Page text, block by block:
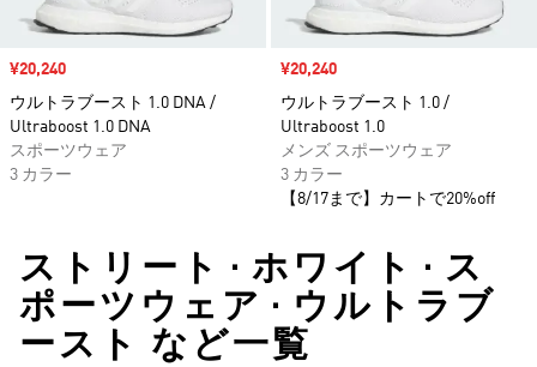
セール価格
¥20,240
ウルトラブースト 1.0 DNA /
Ultraboost 1.0 DNA
スポーツウェア
3 カラー
セール価格
¥20,240
ウルトラブースト 1.0 /
Ultraboost 1.0
メンズ スポーツウェア
3 カラー
【8/17まで】カートで20%off
ストリート • ホワイト • ス
ポーツウェア • ウルトラブ
ースト など一覧